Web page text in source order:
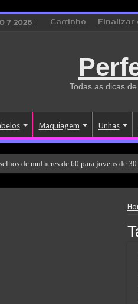
7 2026 Carrinho Finalizar
Todas as dicas
Maquiagem Unhas
de mulheres de 60 para jovens de 30